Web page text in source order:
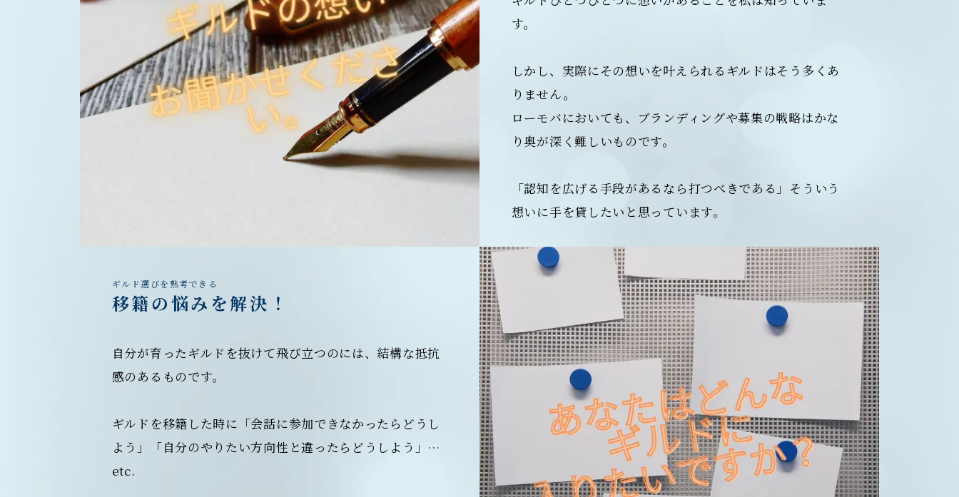
す。
しかし、実際にその想いを叶えられるギルドはそう多くあ
りません。
ローモバにおいても、ブランディングや募集の戦略はかな
り奥が深く難しいものです。
「認知を広げる手段があるなら打つべきである」そういう
想いに手を貸したいと思っています。
ギルド選びを熟考できる
移籍の悩みを解決！
自分が育ったギルドを抜けて飛び立つのには、結構な抵抗
感のあるものです。
ギルドを移籍した時に「会話に参加できなかったらどうし
よう」「自分のやりたい方向性と違ったらどうしよう」…
etc.